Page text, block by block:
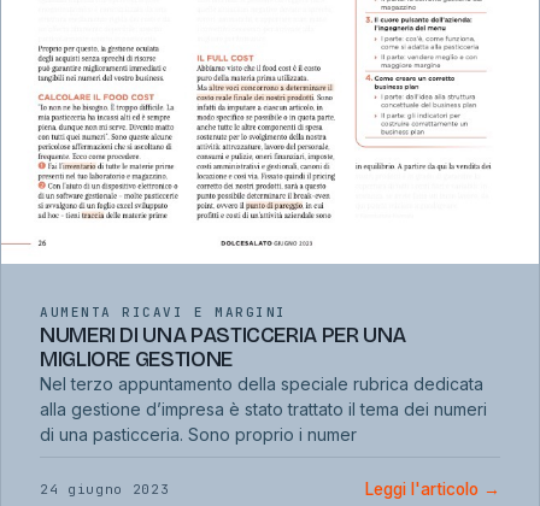
AUMENTA RICAVI E MARGINI
NUMERI DI UNA PASTICCERIA PER UNA
MIGLIORE GESTIONE
Nel terzo appuntamento della speciale rubrica dedicata
alla gestione d’impresa è stato trattato il tema dei numeri
di una pasticceria. Sono proprio i numer
24 giugno 2023 Leggi l'articolo →